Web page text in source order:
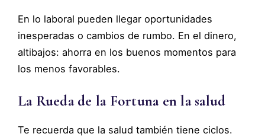
En lo laboral pueden llegar oportunidades
inesperadas o cambios de rumbo. En el dinero,
altibajos: ahorra en los buenos momentos para
los menos favorables.
La Rueda de la Fortuna en la salud
Te recuerda que la salud también tiene ciclos.